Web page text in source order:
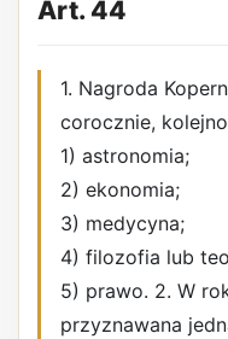
Art. 44
1. Nagroda
corocznie,
1) astronomia;
2) ekonomia;
3) medycyna;
4) filozofia lub
5) prawo. 2. W
przyznawana